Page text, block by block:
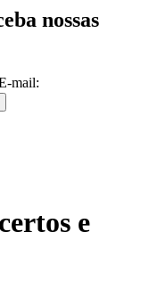
nossas
mail:
e